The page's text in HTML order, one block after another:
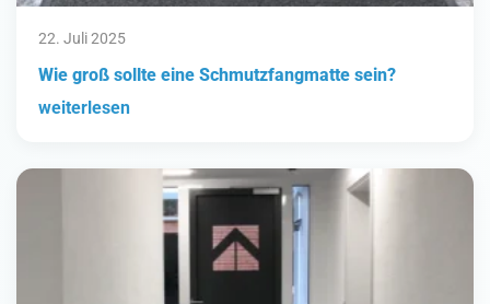
22. Juli 2025
Wie groß sollte eine Schmutzfangmatte sein?
weiterlesen